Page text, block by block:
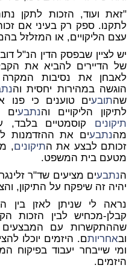
"זאת ועוד, הזכות לתקן
לתקנו. ספק רק בעיני אם
עצם הליקויים, או המזלזל
יש לציין שבפסק הדין הנ"ל
של הדיירים להביא את
לאבחן את נסיבות המקרה
הוגשה במהירות יחסית וה
שהתובעים טוענים כי
לתיקון הליקויים והנתבעים
תיקונים קוסמטיים בלבד,
מהנתבעים את ההזדמנות
זכותם לבצע את התיקונים,
מטעם בית המשפט.
הנתבעים מציעים שד"ר
יהיה זה שיפקח על התיקון,
נראה לי שניתן לאזן בין
קבלן-מכחיש לבין הזכות
שההתקשרות עם המבצעים
ובאחריות
ומי שייבחר יעבוד בפיקוח
היזמים.